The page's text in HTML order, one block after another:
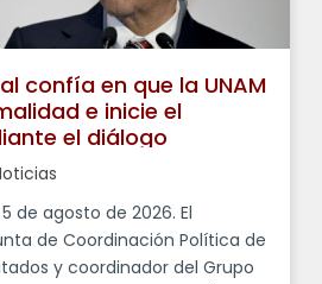
confía en que la UNAM
e inicie el
el diálogo
de agosto de 2026. El
de Coordinación Política de
y coordinador del Grupo